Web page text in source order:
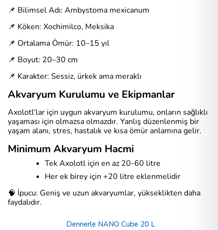
📌 Bilimsel Adı: Ambystoma mexicanum
📌 Köken: Xochimilco, Meksika
📌 Ortalama Ömür: 10–15 yıl
📌 Boyut: 20–30 cm
📌 Karakter: Sessiz, ürkek ama meraklı
Akvaryum Kurulumu ve Ekipmanlar
Axolotl’lar için uygun akvaryum kurulumu, onların sağlıklı
yaşaması için olmazsa olmazdır. Yanlış düzenlenmiş bir
yaşam alanı, stres, hastalık ve kısa ömür anlamına gelir.
Minimum Akvaryum Hacmi
Tek Axolotl için en az 20-60 litre
Her ek birey için +20 litre eklenmelidir
🧠 İpucu: Geniş ve uzun akvaryumlar, yükseklikten daha
faydalıdır.
Dennerle NANO Cube 20 L